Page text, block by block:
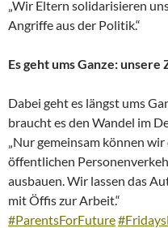
„Wir Eltern solidarisieren
Angriffe aus der Politik.“
Es geht ums Ganze:
Dabei geht es längst ums
braucht es den Wandel im
„Nur gemeinsam können
öffentlichen
ausbauen. Wir lassen das
mit Öffis zur Arbeit.“
#ParentsForFuture